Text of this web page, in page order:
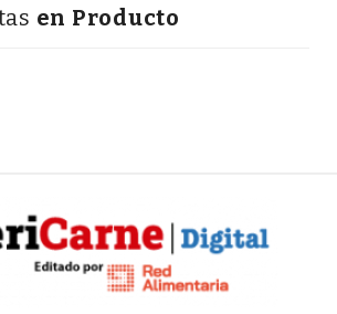
en Producto